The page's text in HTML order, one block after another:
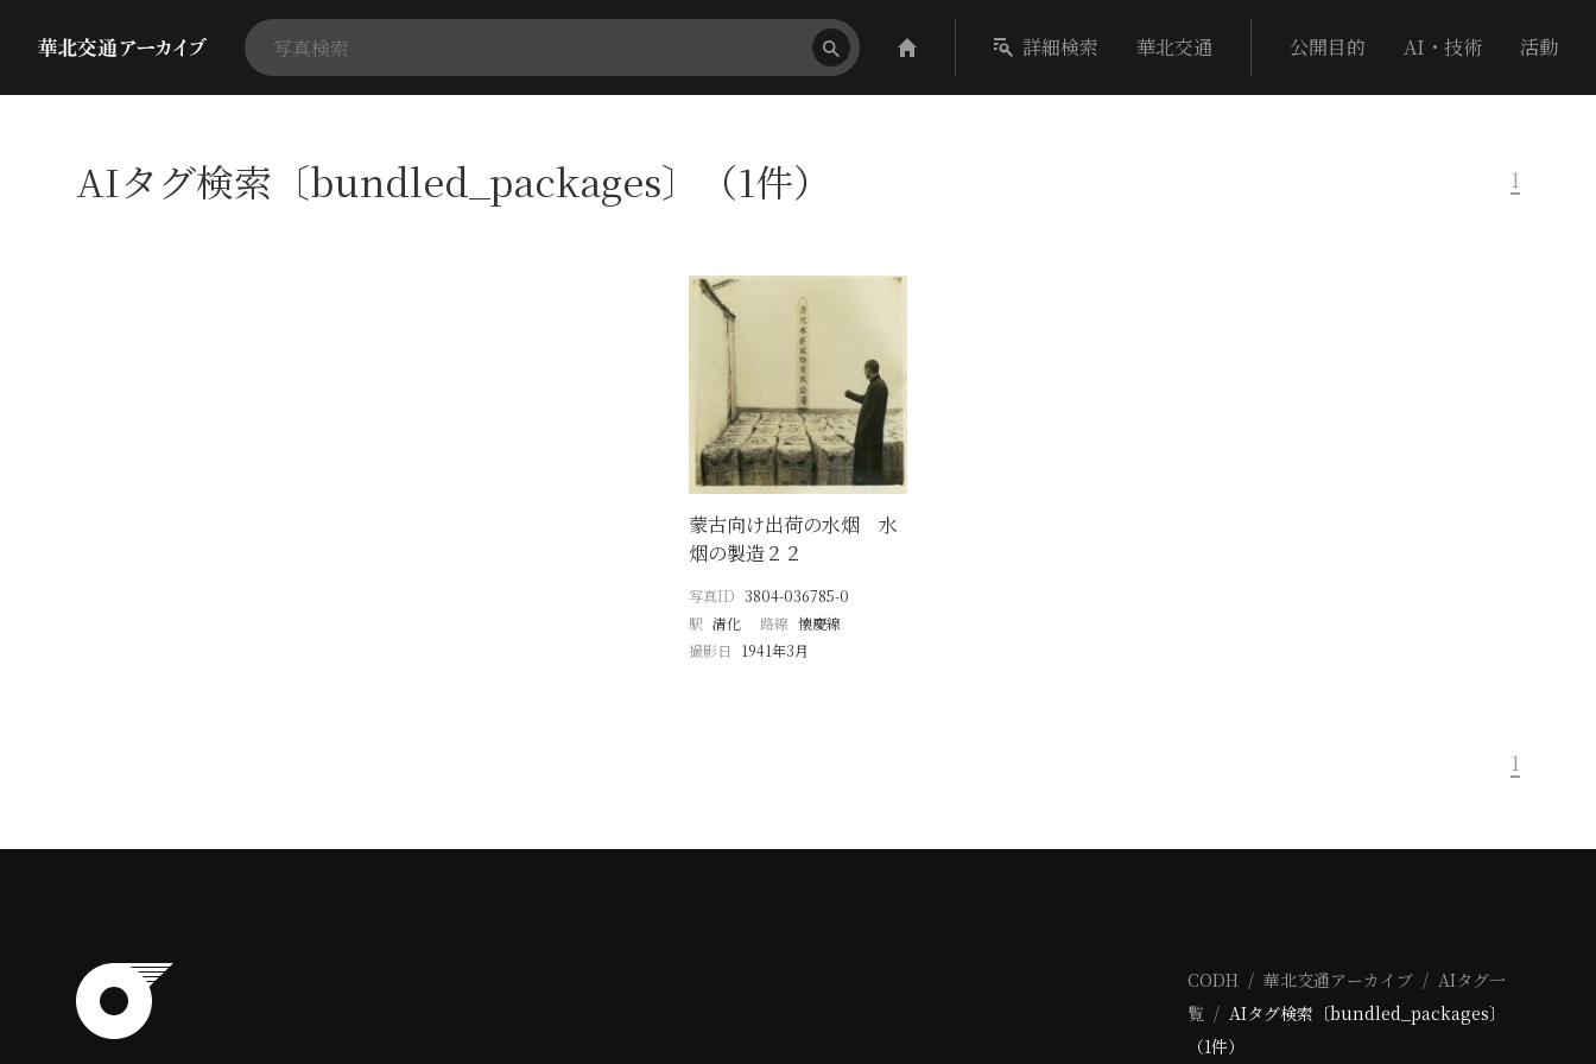
詳細検索 華北交通 公開目的 AI・技術 活動
AIタグ検索〔bundled_packages〕（1件） 1
蒙古向け出荷の水烟 水
烟の製造２２
写真ID 3804-036785-0
駅 清化 路線 懐慶線
撮影日
1941年3月
1
CODH 華北交通アーカイブ
AIタグ一
覧
AIタグ検索〔bundled_packages〕
（1件）